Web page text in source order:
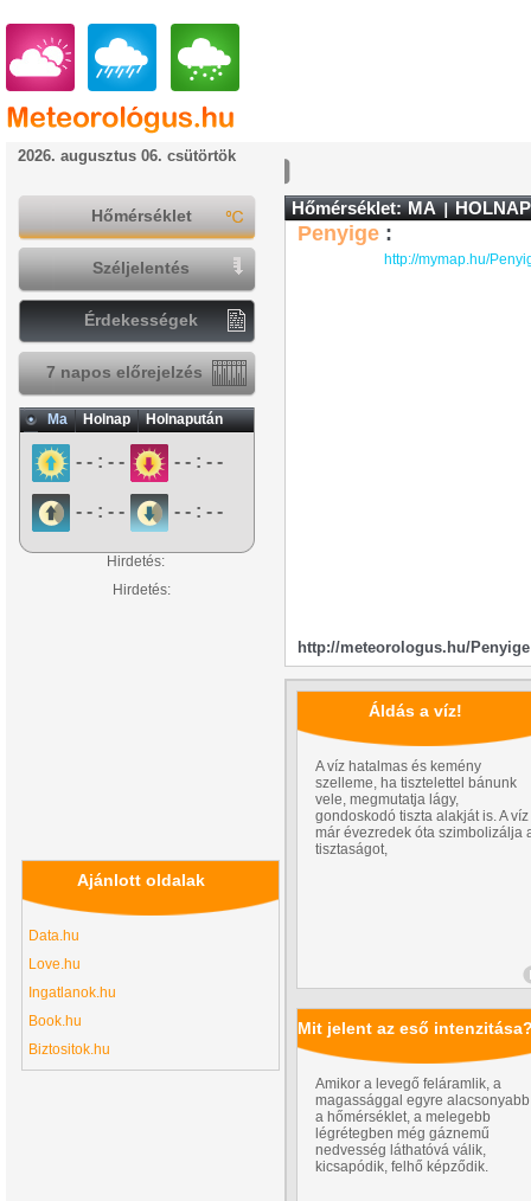
2026. augusztus 06. csütörtök
Hőmérséklet: MA HOLNAP
Penyige :
http://mymap.hu/
http://meteorologus.hu/Penyige
Áldás a víz!
A víz hatalmas és kemény
szelleme, ha tisztelettel bánunk
vele, megmutatja lágy,
gondoskodó tiszta alakját is. A víz
már évezredek óta szimbolizálja
tisztaságot,
Mit jelent az eső
Amikor a levegő feláramlik, a
magassággal egyre alacsonyabb
a hőmérséklet, a melegebb
légrétegben még gáznemű
nedvesség láthatóvá válik,
kicsapódik, felhő képződik.
Hőmérséklet
Széljelentés
Érdekességek
7 napos előrejelzés
Ma Holnap Holnapután
- - : - - - - : - -
- - : - - - - : - -
Hirdetés:
Hirdetés:
Ajánlott oldalak
Data.hu
Love.hu
Ingatlanok.hu
Book.hu
Biztositok.hu